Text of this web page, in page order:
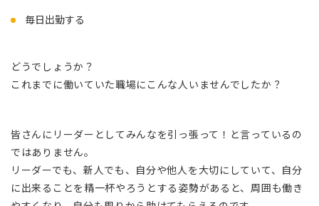
毎日出勤する
どうでしょうか？
これまでに働いていた職場にこんな人いませんでしたか？
皆さんにリーダーとしてみんなを引っ張って！と言っているの
ではありません。
リーダーでも、新人でも、自分や他人を大切にしていて、自分
に出来ることを精一杯やろうとする姿勢があると、周囲も働き